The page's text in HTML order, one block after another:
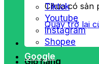
Chưa có sản
Quay trở lại
Giỏ hàng
Tiktok
Youtube
Instagram
Shopee
Google